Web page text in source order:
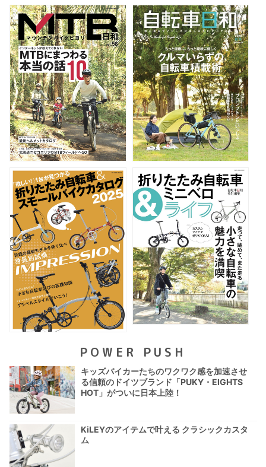
POWER PUSH
キッズバイカーたちのワクワク感を加速させ
る信頼のドイツブランド「PUKY・EIGHTS
HOT」がついに日本上陸！
KiLEYのアイテムで叶える クラシックカスタ
ム